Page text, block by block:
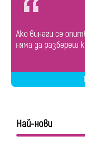
Ако винаги се
няма да разбереш
Най-нови